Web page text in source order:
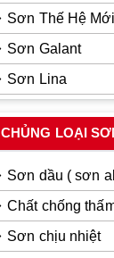
Sơn Thế Hệ Mới
Sơn Galant
Sơn Lina
CHỦNG LOẠI
Sơn dầu ( sơn
Chất chống
Sơn chịu nhiệt